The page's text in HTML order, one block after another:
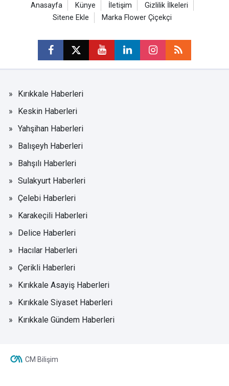
Anasayfa Künye İletişim
Gizlilik İlkeleri
Sitene Ekle
Marka Flower Çiçekçi
Kırıkkale Haberleri
Keskin Haberleri
Yahşihan Haberleri
Balışeyh Haberleri
Bahşılı Haberleri
Sulakyurt Haberleri
Çelebi Haberleri
Karakeçili Haberleri
Delice Haberleri
Hacılar Haberleri
Çerikli Haberleri
Kırıkkale Asayiş Haberleri
Kırıkkale Siyaset Haberleri
Kırıkkale Gündem Haberleri
CM Bilişim